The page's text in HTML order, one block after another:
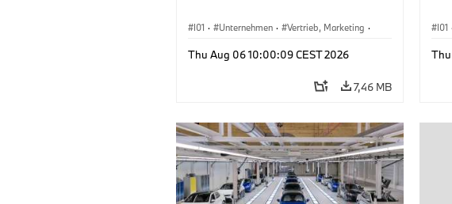
I01 · Unternehmen · Vertrieb, Marketing ·
Thu Aug 06 10:00:09 CEST 2026
7,46 MB
I01